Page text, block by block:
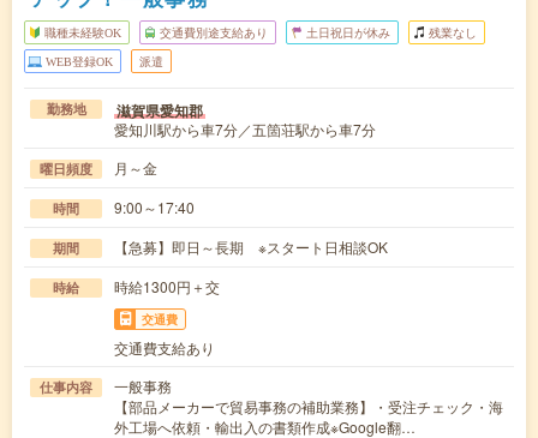
職種未経験OK 交通費別途支給あり 土日祝日が休み 残業なし
WEB登録OK 派遣
勤務地 滋賀県愛知郡
愛知川駅から車7分／五箇荘駅から車7分
曜日頻度 月～金
時間 9:00～17:40
期間 【急募】即日～長期 ※スタート日相談OK
時給 時給1300円＋交
交通費
交通費支給あり
仕事内容
一般事務
【部品メーカーで貿易事務の補助業務】・受注チェック・海
外工場へ依頼・輸出入の書類作成※Google翻…